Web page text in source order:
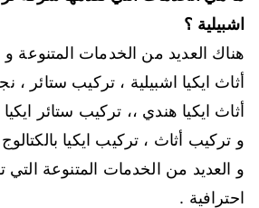
اشبيلية ؟
هناك العديد من الخدمات المتنوعة
أثاث ايكيا اشبيلية ، تركيب ستائر ،
أثاث ايكيا هندي ،، تركيب ستائر
و تركيب أثاث ، تركيب ايكيا
و العديد من الخدمات المتنوعة
احترافية .